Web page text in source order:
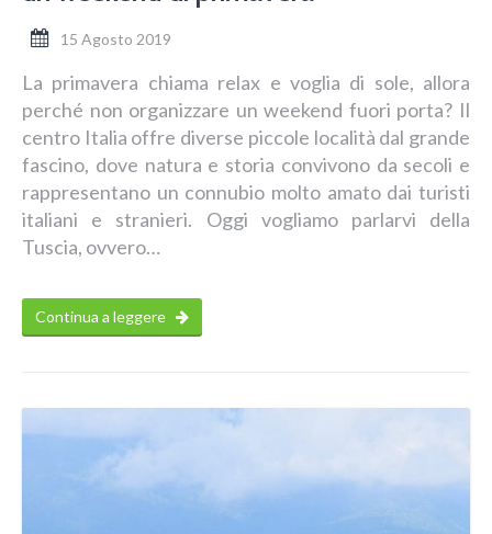
15 Agosto 2019
La primavera chiama relax e voglia di sole, allora
perché non organizzare un weekend fuori porta? Il
centro Italia offre diverse piccole località dal grande
fascino, dove natura e storia convivono da secoli e
rappresentano un connubio molto amato dai turisti
italiani e stranieri. Oggi vogliamo parlarvi della
Tuscia, ovvero…
Continua a leggere